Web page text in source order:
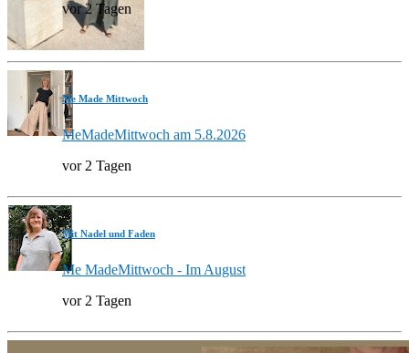
vor 2 Tagen
Me Made Mittwoch
MeMadeMittwoch am 5.8.2026
vor 2 Tagen
Mit Nadel und Faden
Me MadeMittwoch - Im August
vor 2 Tagen